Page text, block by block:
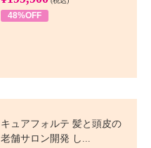
48%OFF
キュアフォルテ 髪と頭皮の
老舗サロン開発 し...